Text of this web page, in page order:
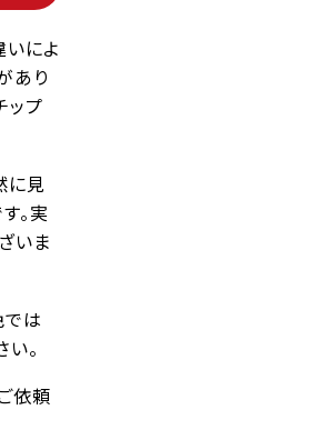
によ
あり
ップ
に見
。実
いま
では
。
依頼